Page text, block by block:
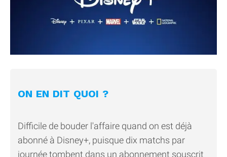
ON EN DIT QUOI ?
Difficile de bouder l'affaire quand on est déjà
abonné à Disney+, puisque dix matchs par
journée tombent dans un abonnement souscrit